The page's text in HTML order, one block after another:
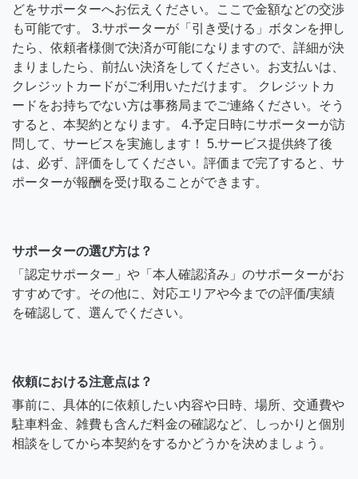
どをサポーターへお伝えください。ここで金額などの交渉
も可能です。 3.サポーターが「引き受ける」ボタンを押し
たら、依頼者様側で決済が可能になりますので、詳細が決
まりましたら、前払い決済をしてください。お支払いは、
クレジットカードがご利用いただけます。 クレジットカ
ードをお持ちでない方は事務局までご連絡ください。そう
すると、本契約となります。 4.予定日時にサポーターが訪
問して、サービスを実施します！ 5.サービス提供終了後
は、必ず、評価をしてください。評価まで完了すると、サ
ポーターが報酬を受け取ることができます。
サポーターの選び方は？
「認定サポーター」や「本人確認済み」のサポーターがお
すすめです。その他に、対応エリアや今までの評価/実績
を確認して、選んでください。
依頼における注意点は？
事前に、具体的に依頼したい内容や日時、場所、交通費や
駐車料金、雑費も含んだ料金の確認など、しっかりと個別
相談をしてから本契約をするかどうかを決めましょう。